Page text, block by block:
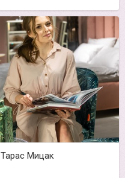
Тарас Мицак